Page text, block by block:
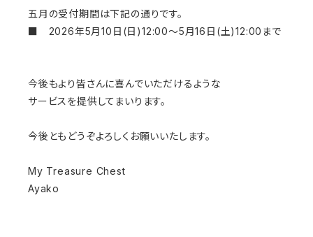
五月の受付期間は下記の通りです。
■ 2026年5月10日(日)12:00～5月16日(土)12:00まで
今後もより皆さんに喜んでいただけるような
サービスを提供してまいります。
今後ともどうぞよろしくお願いいたします。
My Treasure Chest
Ayako